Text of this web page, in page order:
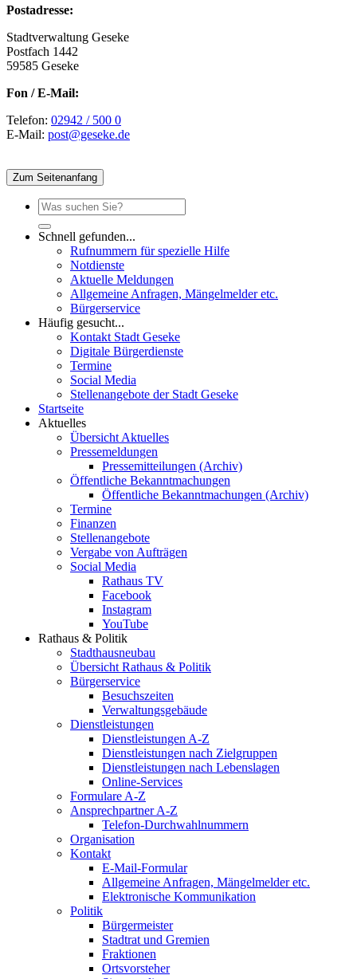
Postadresse:
Stadtverwaltung Geseke
Postfach 1442
59585 Geseke
Fon / E-Mail:
Telefon: 02942 / 500 0
E-Mail: post@geseke.de
Zum Seitenanfang
Schnell gefunden...
Rufnummern für spezielle Hilfe
Notdienste
Aktuelle Meldungen
Allgemeine Anfragen, Mängelmelder etc.
Bürgerservice
Häufig gesucht...
Kontakt Stadt Geseke
Digitale Bürgerdienste
Termine
Social Media
Stellenangebote der Stadt Geseke
Startseite
Aktuelles
Übersicht Aktuelles
Pressemeldungen
Pressemitteilungen (Archiv)
Öffentliche Bekanntmachungen
Öffentliche Bekanntmachungen (Archiv)
Termine
Finanzen
Stellenangebote
Vergabe von Aufträgen
Social Media
Rathaus TV
Facebook
Instagram
YouTube
Rathaus & Politik
Stadthausneubau
Übersicht Rathaus & Politik
Bürgerservice
Besuchszeiten
Verwaltungsgebäude
Dienstleistungen
Dienstleistungen A-Z
Dienstleistungen nach Zielgruppen
Dienstleistungen nach Lebenslagen
Online-Services
Formulare A-Z
Ansprechpartner A-Z
Telefon-Durchwahlnummern
Organisation
Kontakt
E-Mail-Formular
Allgemeine Anfragen, Mängelmelder etc.
Elektronische Kommunikation
Politik
Bürgermeister
Stadtrat und Gremien
Fraktionen
Ortsvorsteher